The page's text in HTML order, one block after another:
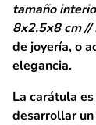
tamaño
8x2.5x8 cm
de joyería, o
elegancia.
La carátula
desarrollar